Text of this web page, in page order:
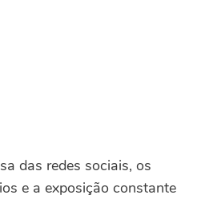
das redes sociais, os
e a exposição constante